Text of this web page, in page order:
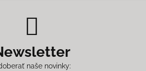
naše novinky: